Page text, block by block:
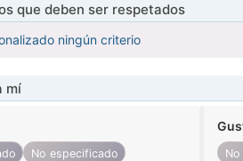
que deben ser respetados
ningún criterio
mí
No especificado